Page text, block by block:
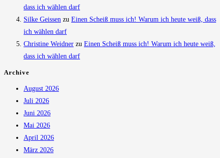
dass ich wählen darf
Silke Geissen zu Einen Scheiß muss ich! Warum ich heute weiß, dass
ich wählen darf
Christine Weidner zu Einen Scheiß muss ich! Warum ich heute weiß,
dass ich wählen darf
Archive
August 2026
Juli 2026
Juni 2026
Mai 2026
April 2026
März 2026